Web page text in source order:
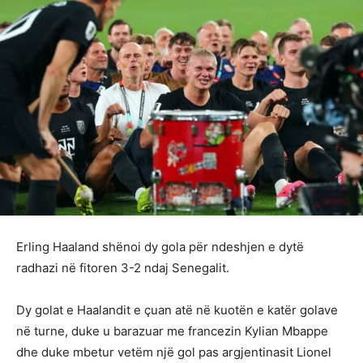
Erling Haaland shënoi dy gola për ndeshjen e dytë
radhazi në fitoren 3-2 ndaj Senegalit.
Dy golat e Haalandit e çuan atë në kuotën e katër golave
në turne, duke u barazuar me francezin Kylian Mbappe
dhe duke mbetur vetëm një gol pas argjentinasit Lionel